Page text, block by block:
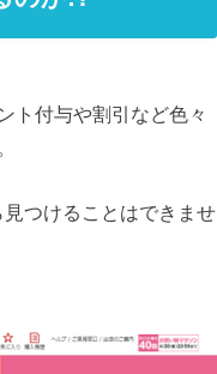
ト付与や割引など色々
つけることはできませ